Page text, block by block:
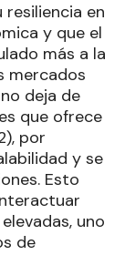
resiliencia en
y que el
más a la
mercados
deja de
que ofrece
por
y se
Esto
uno
de